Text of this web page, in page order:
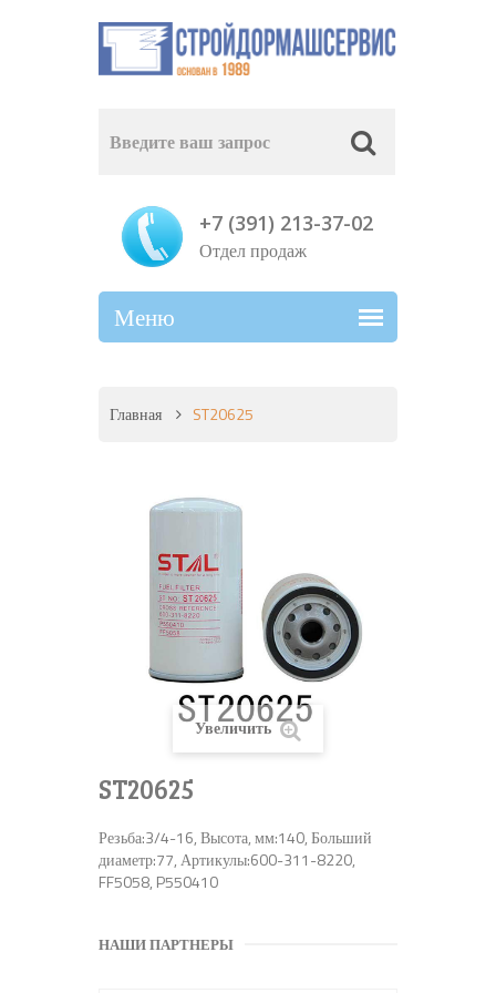
+7 (391) 213-37-02
Отдел продаж
Главная ST20625
Увеличить
ST20625
Резьба:3/4-16, Высота, мм:140, Больший
диаметр:77, Артикулы:600-311-8220,
FF5058, P550410
НАШИ ПАРТНЕРЫ